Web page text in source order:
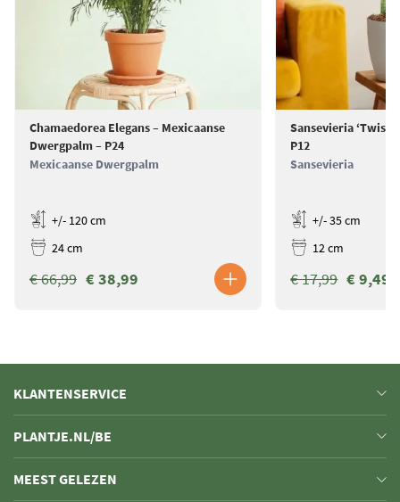
een van onze andere klanten kunt ruilen. Lukt dat niet… dan kopen
wij de plant van je terug. Klik
voor de voorwaarden.
Chamaedorea Elegans – Mexicaanse
Dwergpalm – P24
Mexicaanse Dwergpalm
+/- 120 cm
24 cm
€ 38,99
€ 66,99
Sansevieria
P12
Sansevieria
+/- 35 cm
12 cm
€ 9,49
€ 17,99
KLANTENSERVICE
PLANTJE.NL/BE
MEEST GELEZEN